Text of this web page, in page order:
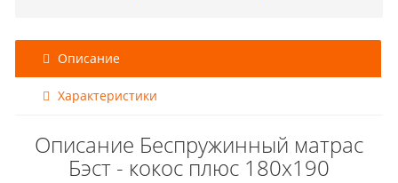
Описание
Характеристики
Описание Беспружинный матрас
Бэст - кокос плюс 180x190